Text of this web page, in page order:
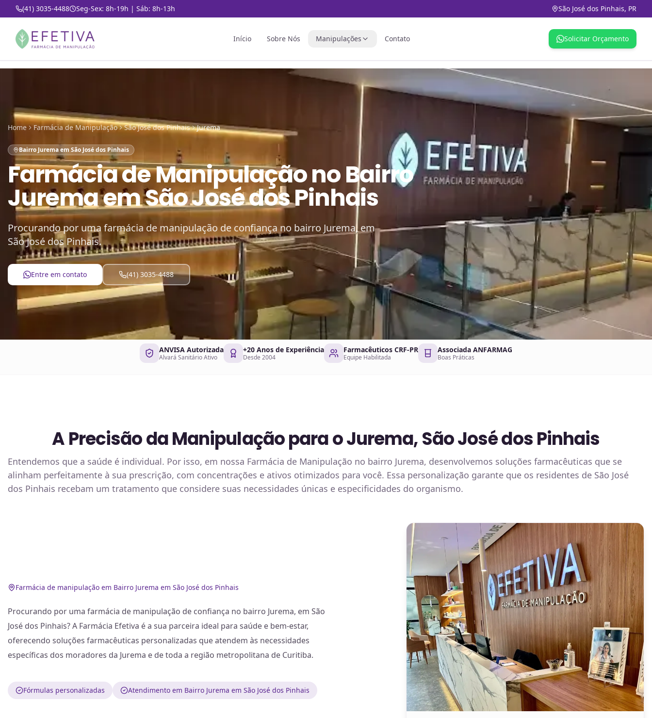
(41) 3035-4488 Seg-Sex: 8h-19h | Sáb: 8h-13h São José dos Pinhais, PR
Início Sobre Nós Manipulações Contato Solicitar Orçamento
Home Farmácia de Manipulação São José dos Pinhais Jurema
Bairro Jurema em São José dos Pinhais
Farmácia de ManipulaçãonoBairro
Jurema em São José dos Pinhais
Procurando por uma farmácia de manipulação de confiança no bairro Jurema, em
São José dos Pinhais.
Entre em contato (41) 3035-4488
ANVISA Autorizada
Alvará Sanitário Ativo
+20 Anos de Experiência
Desde 2004
Farmacêuticos CRF-PR
Equipe Habilitada
Associada ANFARMAG
Boas Práticas
A Precisão da Manipulação para o Jurema, São José dos Pinhais
Entendemos que a saúde é individual. Por isso, em nossa Farmácia de Manipulação no bairro Jurema, desenvolvemos soluções farmacêuticas que se
alinham perfeitamente à sua prescrição, com concentrações e ativos otimizados para você. Essa personalização garante que os residentes de São José
dos Pinhais recebam um tratamento que considere suas necessidades únicas e especificidades do organismo.
Farmácia de manipulação em Bairro Jurema em São José dos Pinhais
Procurando por uma farmácia de manipulação de confiança no bairro Jurema, em São
José dos Pinhais? A Farmácia Efetiva é a sua parceira ideal para saúde e bem-estar,
oferecendo soluções farmacêuticas personalizadas que atendem às necessidades
específicas dos moradores da Jurema e de toda a região metropolitana de Curitiba.
Fórmulas personalizadas Atendimento em Bairro Jurema em São José dos Pinhais